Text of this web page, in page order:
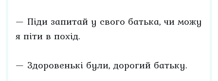
— Піди запитай у свого батька, чи можу
я піти в похід.
— Здоровенькі були, дорогий батьку.